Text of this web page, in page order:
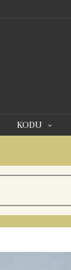
KODU